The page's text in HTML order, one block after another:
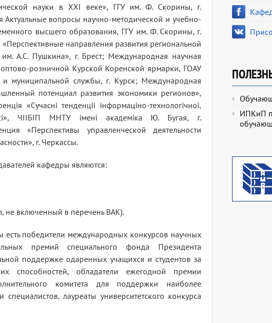
науки в XXI веке», ГГУ им. Ф. Скорины, г.
Актуальные вопросы научно-методической и учебно-
высшего образования, ГГУ им. Ф. Скорины, г.
направления развития региональной
А.С. Пушкина», г. Брест; Международная научная
розничной Курской Коренской ярмарки, ГОАУ
муниципальной службы, г. Курск; Международная
потенциал развития экономики регионов»,
«Сучасні тенденціі інформаціно-технологічноі,
ЧІІБІП МНТУ імені академіка Ю. Бугая, г.
«Перспективы управленческой деятельности
г. Черкассы.
кафедры являются:
не включенный в перечень ВАК).
победители международных конкурсов научных
премий специального фонда Президента
поддержке одаренных учащихся и студентов за
способностей, обладатели ежегодной премии
комитета для поддержки наиболее
лауреаты университетского конкурса
ИПКиП